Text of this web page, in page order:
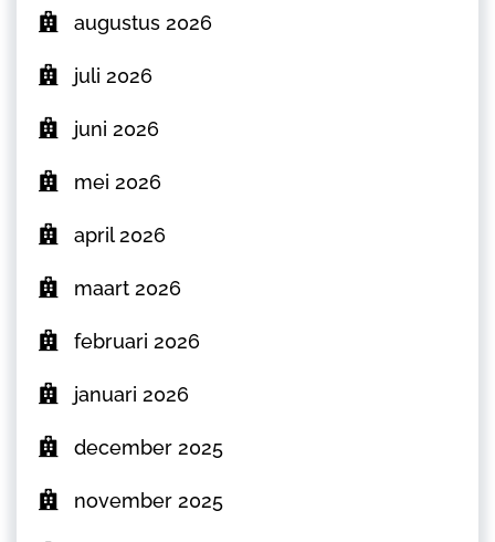
augustus 2026
juli 2026
juni 2026
mei 2026
april 2026
maart 2026
februari 2026
januari 2026
december 2025
november 2025